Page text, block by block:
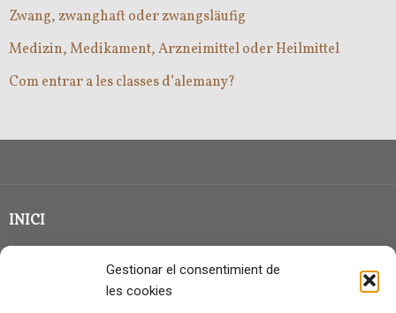
Gestionar el consentimient de
les cookies
Zwang, zwanghaft oder zwangsläufig
Medizin, Medikament, Arzneimittel oder Heilmittel
Com entrar a les classes d’alemany?
INICI
CLASSE EN GRUP